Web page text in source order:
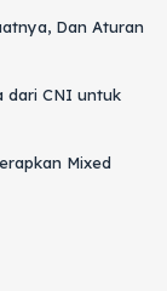
Dan Aturan
dari CNI untuk
Mixed